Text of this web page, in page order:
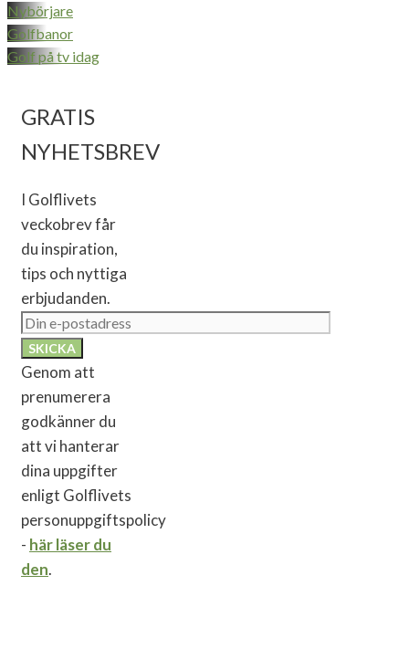
Nybörjare
Golfbanor
Golf på tv idag
GRATIS
NYHETSBREV
I Golflivets
veckobrev får
du inspiration,
tips och nyttiga
erbjudanden.
Genom att
prenumerera
godkänner du
att vi hanterar
dina uppgifter
enligt Golflivets
personuppgiftspolicy
- här läser du
den.